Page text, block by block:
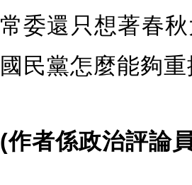
常委還只想著春
國民黨怎麼能夠
(作者係政治評論